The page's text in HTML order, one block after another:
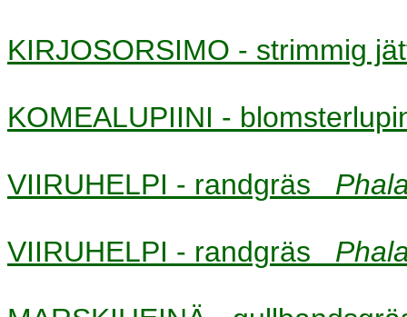
KIRJOSORSIMO - strimmig
KOMEALUPIINI -
VIIRUHELPI - randgräs
VIIRUHELPI - randgräs